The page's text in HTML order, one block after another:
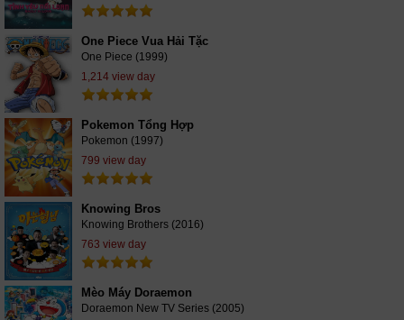
One Piece Vua Hải Tặc
One Piece (1999)
1,214 view day
Pokemon Tổng Hợp
Pokemon (1997)
799 view day
Knowing Bros
Knowing Brothers (2016)
763 view day
Mèo Máy Doraemon
Doraemon New TV Series (2005)